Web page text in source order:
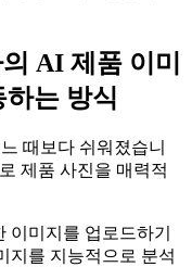
AI 제품 이미
는 방식
때보다 쉬워졌습니
제품 사진을 매력적
이미지를 업로드하기
지를 지능적으로 분석